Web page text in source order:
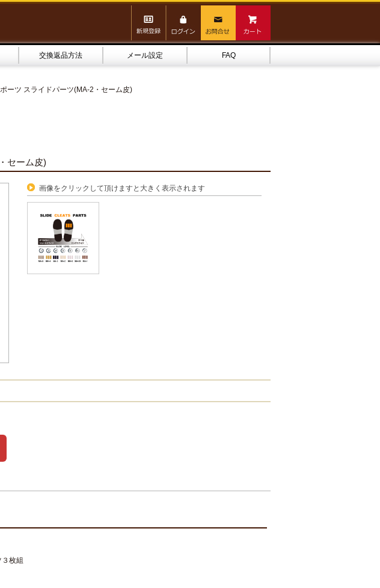
交換返品方法 メール設定 FAQ
ーツ スライドパーツ(MA-2・セーム皮)
セーム皮)
画像をクリックして頂けますと大きく表示されます
枚組